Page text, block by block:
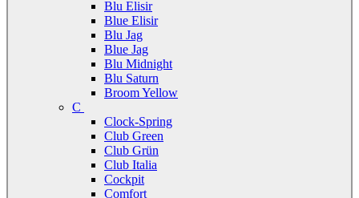
Blu Elisir
Blue Elisir
Blu Jag
Blue Jag
Blu Midnight
Blu Saturn
Broom Yellow
C
Clock-Spring
Club Green
Club Grün
Club Italia
Cockpit
Comfort